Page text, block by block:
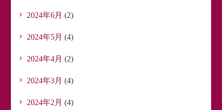
2024年6月 (2)
2024年5月 (4)
2024年4月 (2)
2024年3月 (4)
2024年2月 (4)